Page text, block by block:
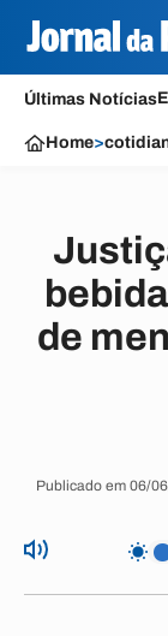
Últimas Notícias
Home>
de
Publicado em 06/